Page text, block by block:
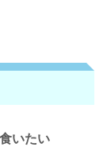
いたい